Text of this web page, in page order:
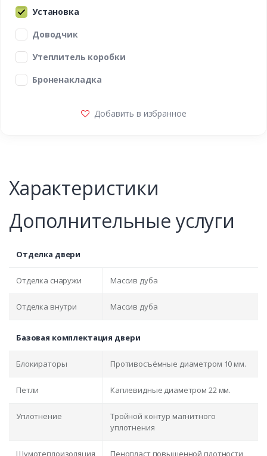
Установка
Доводчик
Утеплитель коробки
Броненакладка
Добавить в избранное
Характеристики
Дополнительные услуги
Отделка двери
Отделка снаружи Массив дуба
Отделка внутри Массив дуба
Базовая комплектация двери
Блокираторы Противосъёмные диаметром 10 мм.
Петли Каплевидные диаметром 22 мм.
Уплотнение
Тройной контур магнитного
уплотнения
Шумотеплоизоляция Пенопласт повышенной плотности